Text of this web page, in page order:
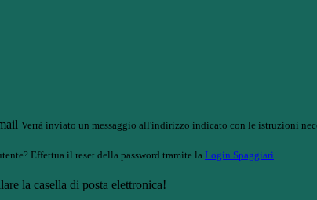
Verrà inviato un messaggio all'indirizzo indicato con le istruzioni
Effettua il reset della password tramite la Login Spaggiari
la casella di posta elettronica!